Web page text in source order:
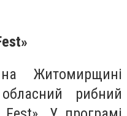
Житомирщині
рибний